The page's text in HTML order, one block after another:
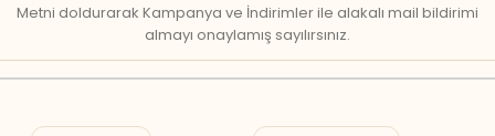
Metni doldurarak Kampanya ve İndirimler ile alakalı mail bildirimi
almayı onaylamış sayılırsınız.